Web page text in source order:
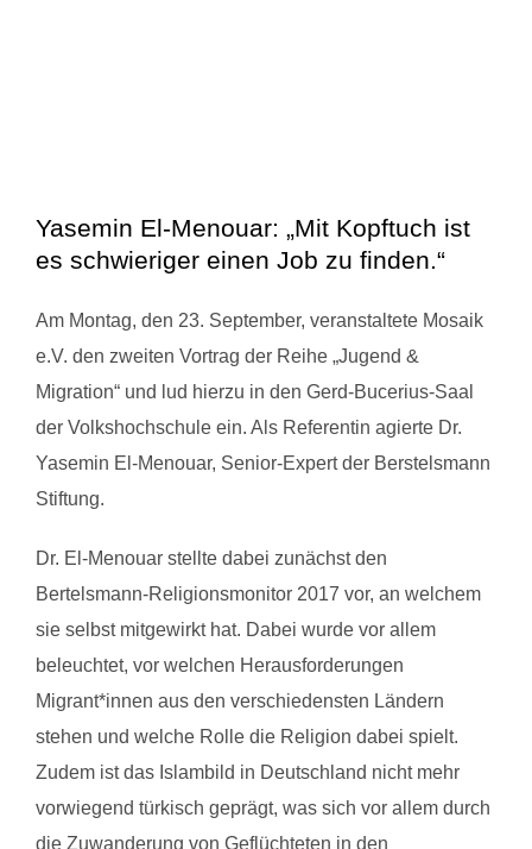
Yasemin El-Menouar: „Mit Kopftuch ist
es schwieriger einen Job zu finden.“
Am Montag, den 23. September, veranstaltete Mosaik
e.V. den zweiten Vortrag der Reihe „Jugend &
Migration“ und lud hierzu in den Gerd-Bucerius-Saal
der Volkshochschule ein. Als Referentin agierte Dr.
Yasemin El-Menouar, Senior-Expert der Berstelsmann
Stiftung.
Dr. El-Menouar stellte dabei zunächst den
Bertelsmann-Religionsmonitor 2017 vor, an welchem
sie selbst mitgewirkt hat. Dabei wurde vor allem
beleuchtet, vor welchen Herausforderungen
Migrant*innen aus den verschiedensten Ländern
stehen und welche Rolle die Religion dabei spielt.
Zudem ist das Islambild in Deutschland nicht mehr
vorwiegend türkisch geprägt, was sich vor allem durch
die Zuwanderung von Geflüchteten in den